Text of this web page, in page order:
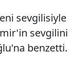
sevgilisiyle
sevgilini
benzetti.